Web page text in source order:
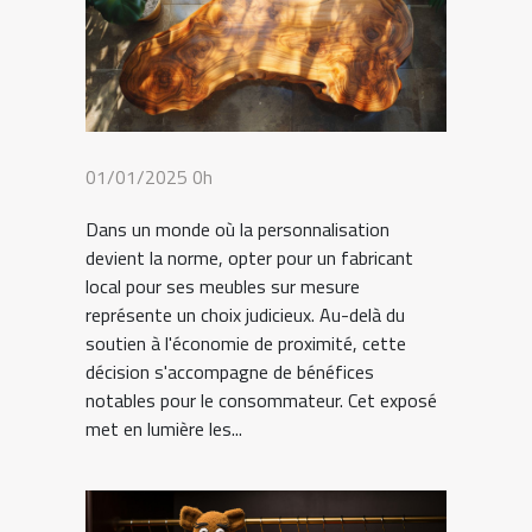
01/01/2025 0h
Dans un monde où la personnalisation
devient la norme, opter pour un fabricant
local pour ses meubles sur mesure
représente un choix judicieux. Au-delà du
soutien à l'économie de proximité, cette
décision s'accompagne de bénéfices
notables pour le consommateur. Cet exposé
met en lumière les...